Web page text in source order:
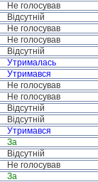
Не голосував
Відсутній
Не голосував
Не голосував
Відсутній
Утрималась
Утримався
Не голосував
Не голосував
Відсутній
Відсутній
Утримався
За
Відсутній
Не голосував
За